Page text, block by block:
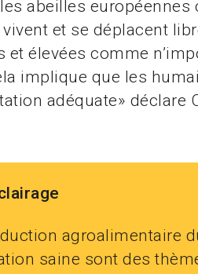
abeilles
et se déplacent
et élevées comme
implique que les
adéquate» déclare
agroalimentaire
saine sont des